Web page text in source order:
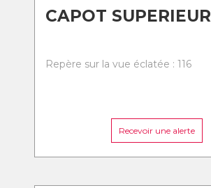
CAPOT SUPERIEUR
Repère sur la vue éclatée : 116
Recevoir une alerte